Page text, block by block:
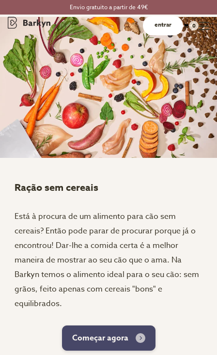
Envio gratuito a partir de 49€
entrar 0
Ração sem cereais
Está à procura de um alimento para cão sem
cereais? Então pode parar de procurar porque já o
encontrou! Dar-lhe a comida certa é a melhor
maneira de mostrar ao seu cão que o ama. Na
Barkyn temos o alimento ideal para o seu cão: sem
grãos, feito apenas com cereais "bons" e
equilibrados.
Começar agora